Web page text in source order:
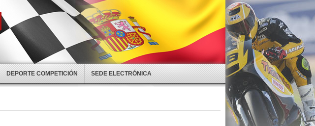
DEPORTE COMPETICIÓN SEDE ELECTRÓNICA